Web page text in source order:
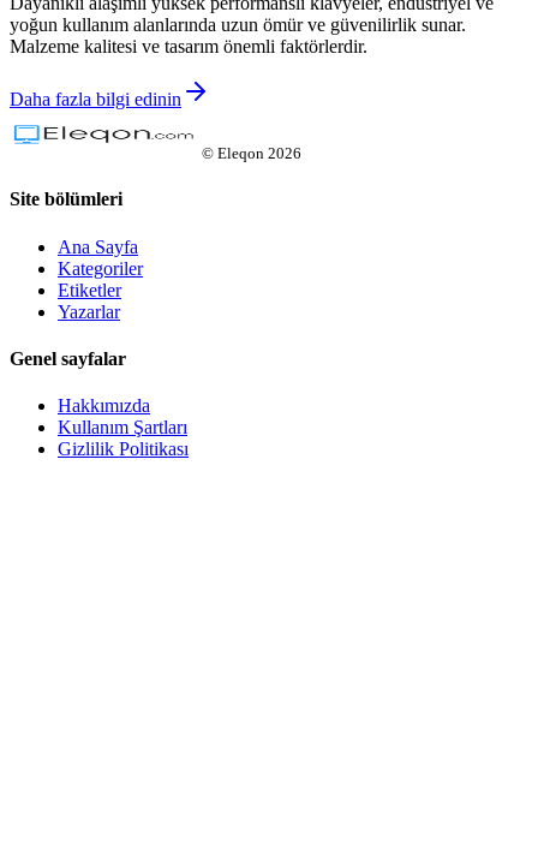
yoğun kullanım alanlarında uzun ömür ve güvenilirlik sunar.
Malzeme kalitesi ve tasarım önemli faktörlerdir.
Daha fazla bilgi edinin
© Eleqon 2026
Site bölümleri
Ana Sayfa
Kategoriler
Etiketler
Yazarlar
Genel sayfalar
Hakkımızda
Kullanım Şartları
Gizlilik Politikası